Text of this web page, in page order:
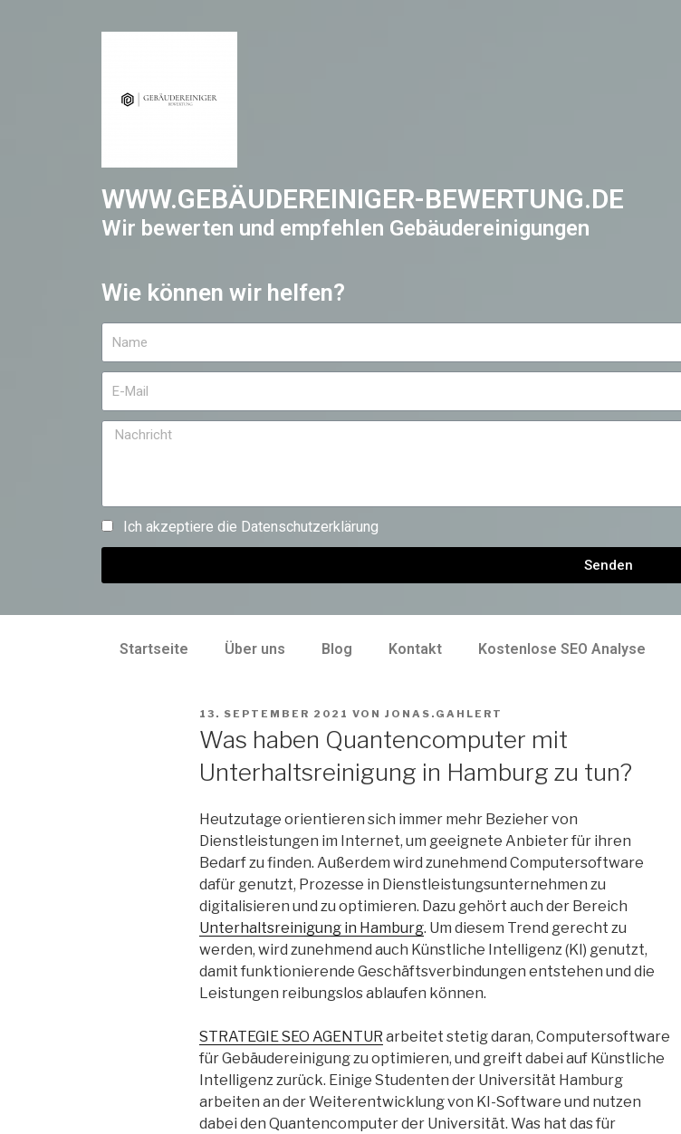
WWW.GEBÄUDEREINIGER-BEWERTUNG.DE
Wir bewerten und empfehlen Gebäudereinigungen
Wie können wir helfen?
Ich akzeptiere die Datenschutzerklärung
Senden
Startseite Über uns Blog Kontakt Kostenlose SEO Analyse
13. SEPTEMBER 2021 VON JONAS.GAHLERT
Was haben Quantencomputer mit
Unterhaltsreinigung in Hamburg zu tun?
Heutzutage orientieren sich immer mehr Bezieher von
Dienstleistungen im Internet, um geeignete Anbieter für ihren
Bedarf zu finden. Außerdem wird zunehmend Computersoftware
dafür genutzt, Prozesse in Dienstleistungsunternehmen zu
digitalisieren und zu optimieren. Dazu gehört auch der Bereich
Unterhaltsreinigung in Hamburg. Um diesem Trend gerecht zu
werden, wird zunehmend auch Künstliche Intelligenz (KI) genutzt,
damit funktionierende Geschäftsverbindungen entstehen und die
Leistungen reibungslos ablaufen können.
STRATEGIE SEO AGENTUR arbeitet stetig daran, Computersoftware
für Gebäudereinigung zu optimieren, und greift dabei auf Künstliche
Intelligenz zurück. Einige Studenten der Universität Hamburg
arbeiten an der Weiterentwicklung von KI-Software und nutzen
dabei den Quantencomputer der Universität. Was hat das für